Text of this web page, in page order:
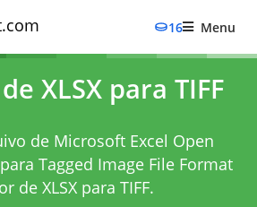
16 Menu
XLSX para TIFF
de Microsoft Excel Open
Tagged Image File Format
de XLSX para TIFF.